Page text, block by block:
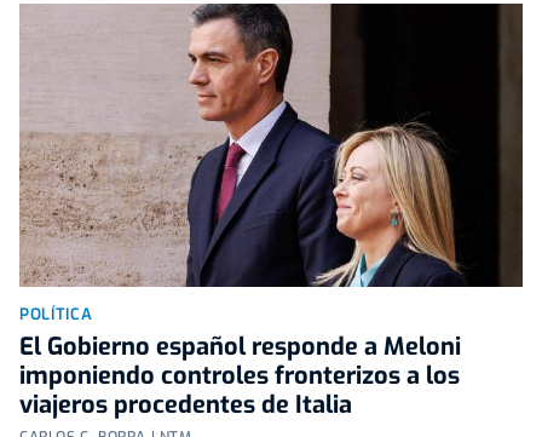
POLÍTICA
El Gobierno español responde a Meloni
imponiendo controles fronterizos a los
viajeros procedentes de Italia